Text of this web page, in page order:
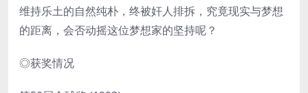
维持乐土的自然纯朴，终被奸人排拆，究竟现实与梦想
的距离，会否动摇这位梦想家的坚持呢？
◎获奖情况